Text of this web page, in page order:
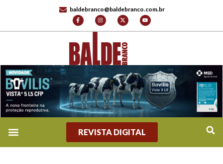
baldebranco@baldebranco.com.br
REVISTA DIGITAL